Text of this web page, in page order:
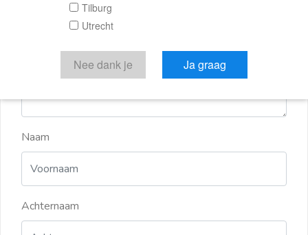
Door een bericht te sturen kom je in contact met de
aanbieder of makelaar van de woning.
Naam
Achternaam
Tilburg
Utrecht
Nee dank je Ja graag